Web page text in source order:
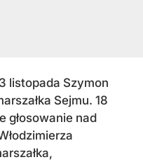
listopada Szymon
Sejmu. 18
głosowanie nad